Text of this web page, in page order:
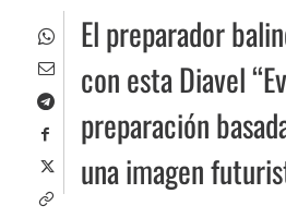
El preparador
con esta Diavel
preparación
una imagen